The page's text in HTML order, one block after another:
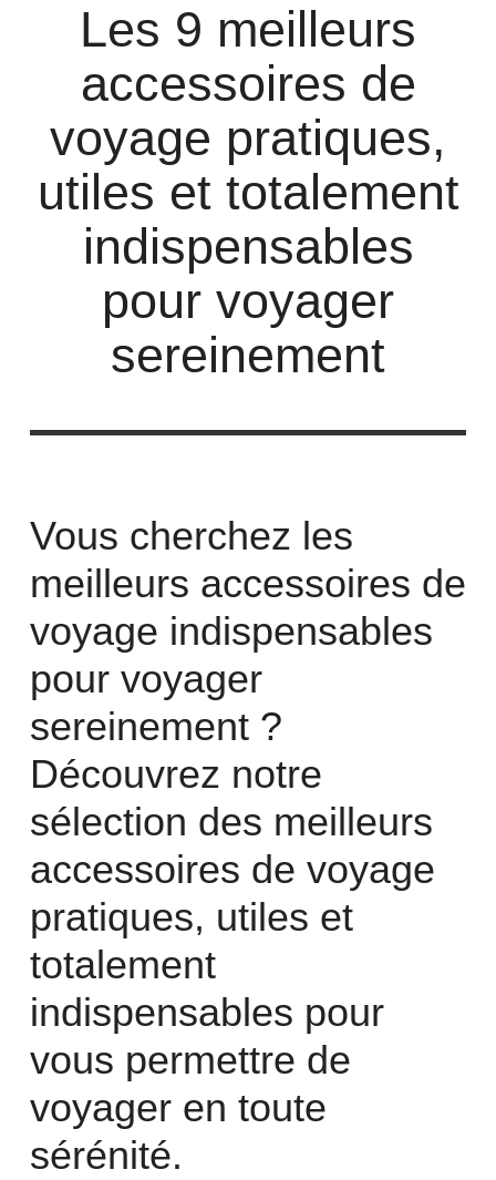
Les 9 meilleurs
accessoires de
voyage pratiques,
utiles et totalement
indispensables
pour voyager
sereinement
Vous cherchez les
meilleurs accessoires de
voyage indispensables
pour voyager
sereinement ?
Découvrez notre
sélection des meilleurs
accessoires de voyage
pratiques, utiles et
totalement
indispensables pour
vous permettre de
voyager en toute
sérénité.